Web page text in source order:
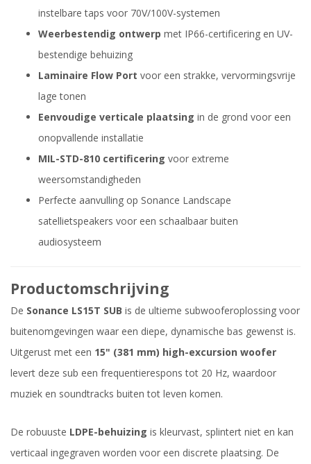
instelbare taps voor 70V/100V-systemen
Weerbestendig ontwerp met IP66-certificering en UV-
bestendige behuizing
Laminaire Flow Port voor een strakke, vervormingsvrije
lage tonen
Eenvoudige verticale plaatsing in de grond voor een
onopvallende installatie
MIL-STD-810 certificering voor extreme
weersomstandigheden
Perfecte aanvulling op Sonance Landscape
satellietspeakers voor een schaalbaar buiten
audiosysteem
Productomschrijving
De Sonance LS15T SUB is de ultieme subwooferoplossing voor
buitenomgevingen waar een diepe, dynamische bas gewenst is.
Uitgerust met een 15" (381 mm) high-excursion woofer
levert deze sub een frequentierespons tot 20 Hz, waardoor
muziek en soundtracks buiten tot leven komen.
De robuuste LDPE-behuizing is kleurvast, splintert niet en kan
verticaal ingegraven worden voor een discrete plaatsing. De